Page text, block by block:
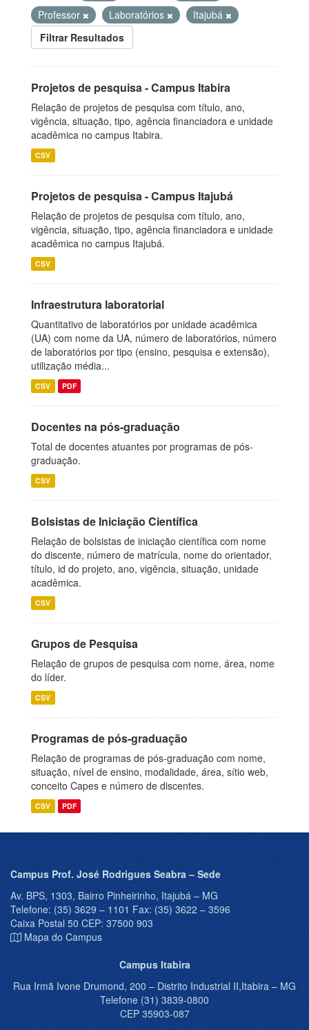
Professor
Laboratórios
Itajubá
Filtrar Resultados
Projetos de pesquisa - Campus Itabira
Relação de projetos de pesquisa com título, ano,
vigência, situação, tipo, agência financiadora e unidade
acadêmica no campus Itabira.
CSV
Projetos de pesquisa - Campus Itajubá
Relação de projetos de pesquisa com título, ano,
vigência, situação, tipo, agência financiadora e unidade
acadêmica no campus Itajubá.
CSV
Infraestrutura laboratorial
Quantitativo de laboratórios por unidade acadêmica
(UA) com nome da UA, número de laboratórios, número
de laboratórios por tipo (ensino, pesquisa e extensão),
utilização média...
CSV PDF
Docentes na pós-graduação
Total de docentes atuantes por programas de pós-
graduação.
CSV
Bolsistas de Iniciação Científica
Relação de bolsistas de iniciação científica com nome
do discente, número de matrícula, nome do orientador,
título, id do projeto, ano, vigência, situação, unidade
acadêmica.
CSV
Grupos de Pesquisa
Relação de grupos de pesquisa com nome, área, nome
do líder.
CSV
Programas de pós-graduação
Relação de programas de pós-graduação com nome,
situação, nível de ensino, modalidade, área, sítio web,
conceito Capes e número de discentes.
CSV PDF
Campus Prof. José Rodrigues Seabra – Sede
Av. BPS, 1303, Bairro Pinheirinho, Itajubá – MG
Telefone: (35) 3629 – 1101 Fax: (35) 3622 – 3596
Caixa Postal 50 CEP: 37500 903
Mapa do Campus
Campus Itabira
Rua Irmã Ivone Drumond, 200 – Distrito Industrial II,Itabira – MG
Telefone (31) 3839-0800
CEP 35903-087